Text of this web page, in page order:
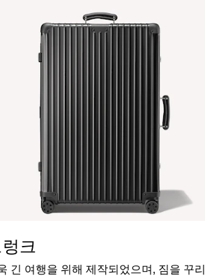
크
긴 여행을 위해 제작되었으며, 짐을 꾸리